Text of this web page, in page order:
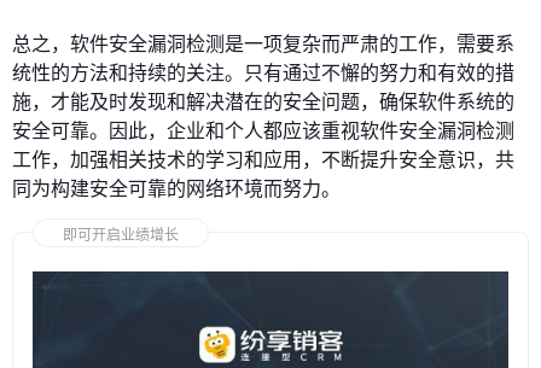
总之，软件安全漏洞检测是一项复杂而严肃的工作，需要系
统性的方法和持续的关注。只有通过不懈的努力和有效的措
施，才能及时发现和解决潜在的安全问题，确保软件系统的
安全可靠。因此，企业和个人都应该重视软件安全漏洞检测
工作，加强相关技术的学习和应用，不断提升安全意识，共
同为构建安全可靠的网络环境而努力。
即可开启业绩增长